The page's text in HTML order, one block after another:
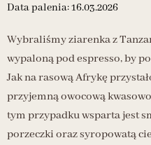
Data palenia: 16.03.2026
Wybraliśmy ziarenka z
wypaloną pod espresso, by
Jak na rasową Afrykę
przyjemną owocową
tym przypadku wsparta jest
porzeczki oraz syropowatą